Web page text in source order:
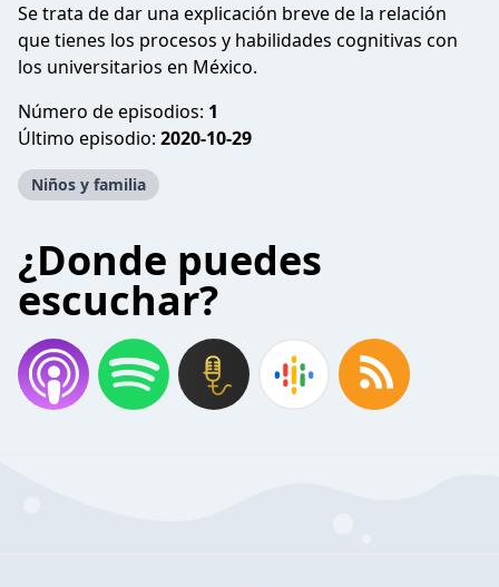
Se trata de dar una explicación breve de la relación
que tienes los procesos y habilidades cognitivas con
los universitarios en México.
Número de episodios: 1
Último episodio: 2020-10-29
Niños y familia
¿Donde puedes
escuchar?